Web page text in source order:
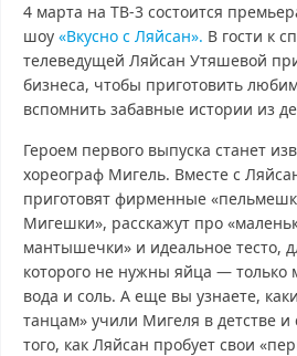
4 марта на ТВ-3 состоится
шоу «Вкусно с Ляйсан». В гости к
телеведущей Ляйсан Утяшевой
бизнеса, чтобы приготовить
вспомнить забавные истории из
Героем первого выпуска станет
хореограф Мигель. Вместе с
приготовят фирменные
Мигешки», расскажут про
мантышечки» и идеальное тесто,
которого не нужны яйца — только
вода и соль. А еще вы узнаете,
танцам» учили Мигеля в детстве и
того, как Ляйсан пробует свои